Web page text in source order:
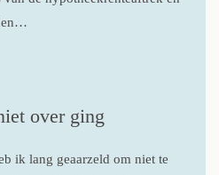
over ging
ik lang geaarzeld om niet te